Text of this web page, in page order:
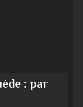
: par